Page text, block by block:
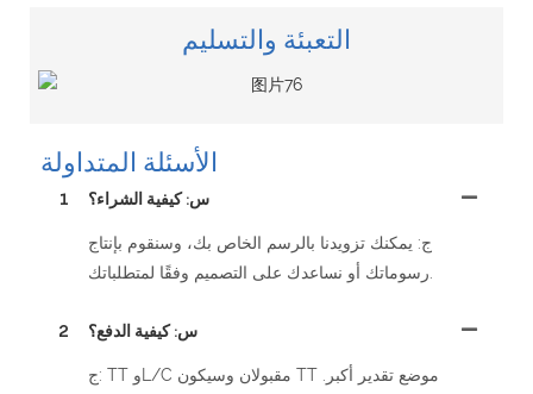
التعبئة والتسليم
الأسئلة المتداولة
1 س: كيفية الشراء؟
ج: يمكنك تزويدنا بالرسم الخاص بك، وسنقوم بإنتاج
رسوماتك أو نساعدك على التصميم وفقًا لمتطلباتك.
2 س: كيفية الدفع؟
ج: TT وL/C مقبولان وسيكون TT موضع تقدير أكبر.